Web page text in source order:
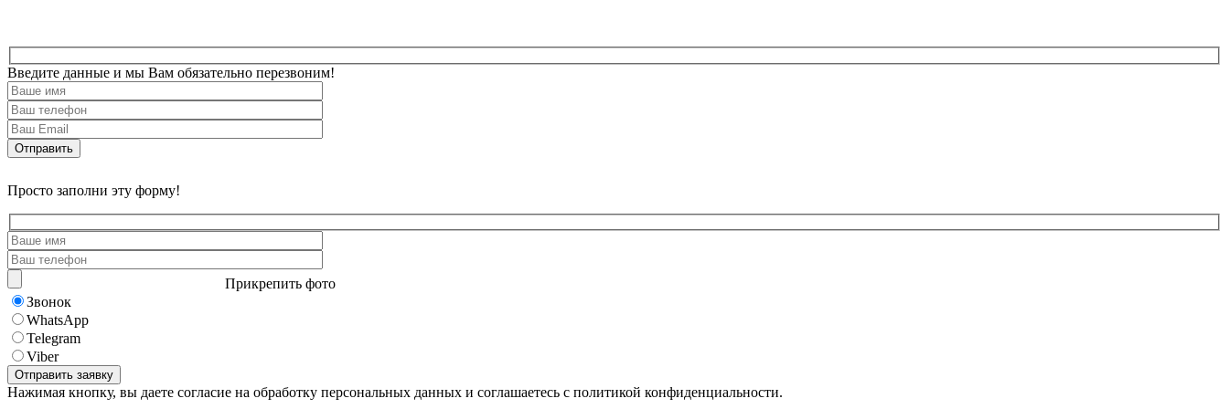
Введите данные и мы Вам обязательно перезвоним!
Просто заполни эту форму!
Прикрепить фото
Звонок
WhatsApp
Telegram
Viber
Нажимая кнопку, вы даете согласие на обработку персональных данных и соглашаетесь с политикой конфиденциальности.